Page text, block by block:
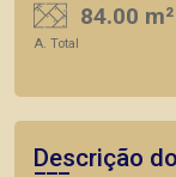
84.00 m²
A. Total
Descrição